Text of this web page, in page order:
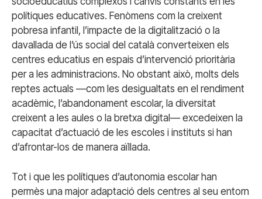
polítiques educatives. Fenòmens com la creixent
pobresa infantil, l’impacte de la digitalització o la
davallada de l’ús social del català converteixen els
centres educatius en espais d’intervenció prioritària
per a les administracions. No obstant això, molts dels
reptes actuals —com les desigualtats en el rendiment
acadèmic, l’abandonament escolar, la diversitat
creixent a les aules o la bretxa digital— excedeixen la
capacitat d’actuació de les escoles i instituts si han
d’afrontar-los de manera aïllada.
Tot i que les polítiques d’autonomia escolar han
permès una major adaptació dels centres al seu entorn